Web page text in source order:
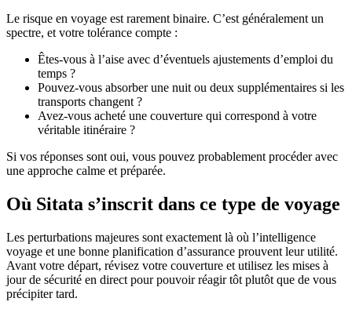
Le risque en voyage est rarement binaire. C’est généralement un
spectre, et votre tolérance compte :
Êtes-vous à l’aise avec d’éventuels ajustements d’emploi du
temps ?
Pouvez-vous absorber une nuit ou deux supplémentaires si les
transports changent ?
Avez-vous acheté une couverture qui correspond à votre
véritable itinéraire ?
Si vos réponses sont oui, vous pouvez probablement procéder avec
une approche calme et préparée.
Où Sitata s’inscrit dans ce type de voyage
Les perturbations majeures sont exactement là où l’intelligence
voyage et une bonne planification d’assurance prouvent leur utilité.
Avant votre départ, révisez votre couverture et utilisez les mises à
jour de sécurité en direct pour pouvoir réagir tôt plutôt que de vous
précipiter tard.